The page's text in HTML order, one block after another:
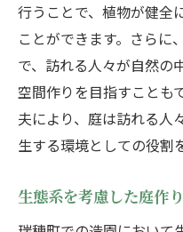
行うことで、植物が健全
ことができます。さらに
で、訪れる人々が自然の
空間作りを目指すことも
夫により、庭は訪れる人
生する環境としての役割
生態系を考慮した庭作